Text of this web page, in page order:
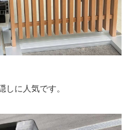
に人気です。